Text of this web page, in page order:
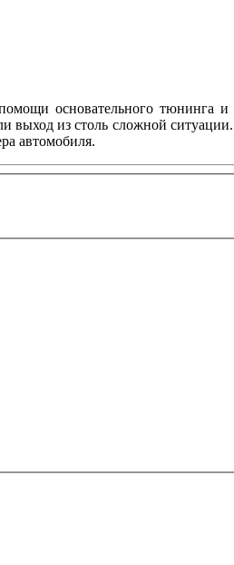
основательного тюнинга
выход из столь сложной
автомобиля.